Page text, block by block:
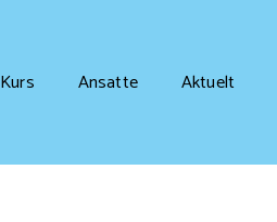
Kurs Ansatte Aktuelt